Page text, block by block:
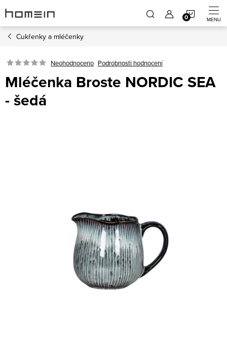
na
obsah
Cukřenky a mléčenky
Neohodnoceno Podrobnosti hodnocení
Mléčenka Broste NORDIC SEA
- šedá